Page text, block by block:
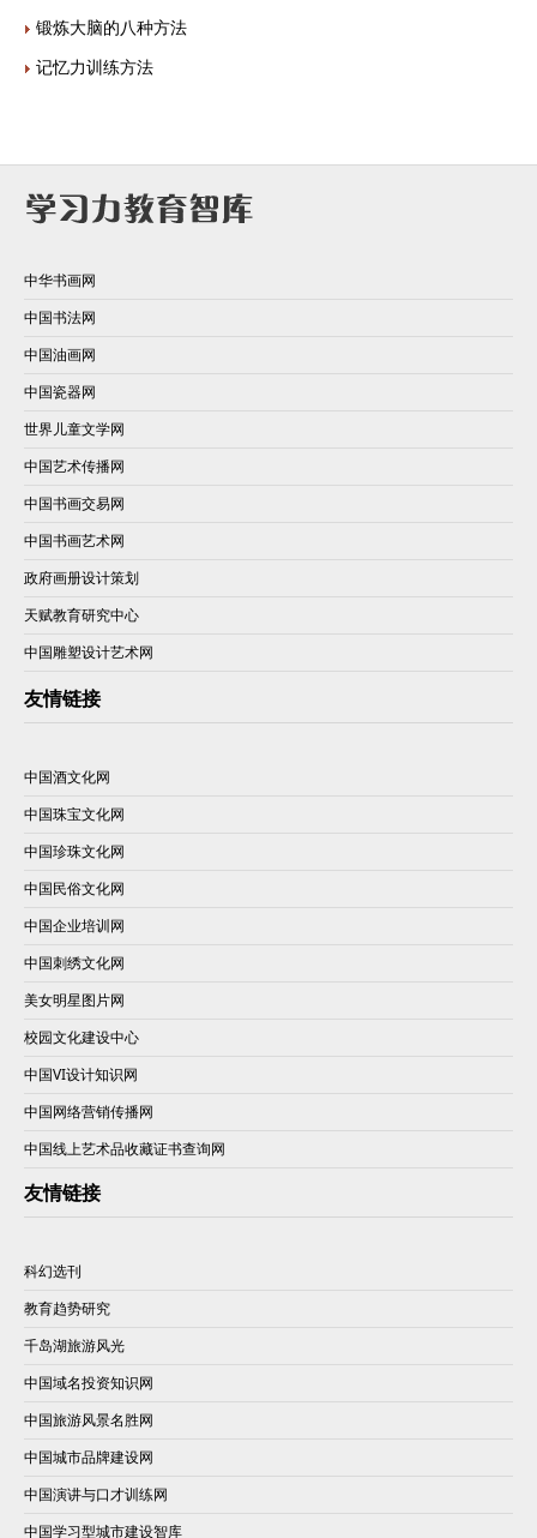
锻炼大脑的八种方法
记忆力训练方法
中华书画网
中国书法网
中国油画网
中国瓷器网
世界儿童文学网
中国艺术传播网
中国书画交易网
中国书画艺术网
政府画册设计策划
天赋教育研究中心
中国雕塑设计艺术网
友情链接
中国酒文化网
中国珠宝文化网
中国珍珠文化网
中国民俗文化网
中国企业培训网
中国刺绣文化网
美女明星图片网
校园文化建设中心
中国VI设计知识网
中国网络营销传播网
中国线上艺术品收藏证书查询网
友情链接
科幻选刊
教育趋势研究
千岛湖旅游风光
中国域名投资知识网
中国旅游风景名胜网
中国城市品牌建设网
中国演讲与口才训练网
中国学习型城市建设智库